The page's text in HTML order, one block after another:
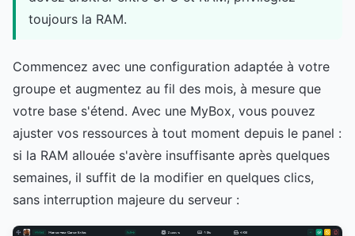
toujours la RAM.
Commencez avec une configuration adaptée à votre
groupe et augmentez au fil des mois, à mesure que
votre base s'étend. Avec une MyBox, vous pouvez
ajuster vos ressources à tout moment depuis le panel :
si la RAM allouée s'avère insuffisante après quelques
semaines, il suffit de la modifier en quelques clics,
sans interruption majeure du serveur :